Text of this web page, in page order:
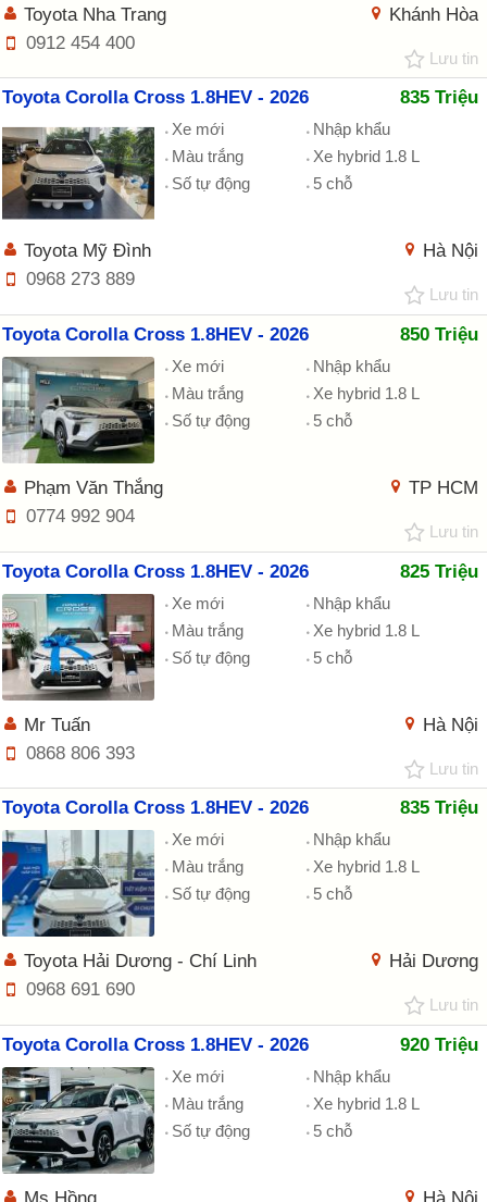
Khánh Hòa
Toyota Nha Trang
0912 454 400
Lưu tin
Toyota Corolla Cross 1.8HEV - 2026 835 Triệu
Xe mới
Nhập khẩu
Màu trắng
Xe hybrid 1.8 L
Số tự động
5 chỗ
Hà Nội
Toyota Mỹ Đình
0968 273 889
Lưu tin
Toyota Corolla Cross 1.8HEV - 2026 850 Triệu
Xe mới
Nhập khẩu
Màu trắng
Xe hybrid 1.8 L
Số tự động
5 chỗ
TP HCM
Phạm Văn Thắng
0774 992 904
Lưu tin
Toyota Corolla Cross 1.8HEV - 2026 825 Triệu
Xe mới
Nhập khẩu
Màu trắng
Xe hybrid 1.8 L
Số tự động
5 chỗ
Hà Nội
Mr Tuấn
0868 806 393
Lưu tin
Toyota Corolla Cross 1.8HEV - 2026 835 Triệu
Xe mới
Nhập khẩu
Màu trắng
Xe hybrid 1.8 L
Số tự động
5 chỗ
Hải Dương
Toyota Hải Dương - Chí Linh
0968 691 690
Lưu tin
Toyota Corolla Cross 1.8HEV - 2026 920 Triệu
Xe mới
Nhập khẩu
Màu trắng
Xe hybrid 1.8 L
Số tự động
5 chỗ